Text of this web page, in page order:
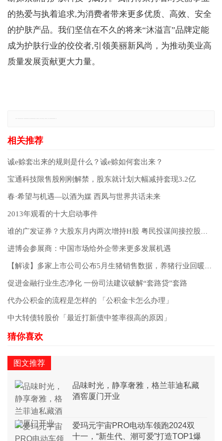
的热爱与执着追求,为消费者带来更多优质、高效、安全
的护肤产品。我们坚信在不久的将来“沐溢言”品牌定能
成为护肤行业的佼佼者,引领美丽新风尚，为推动美业高
质量发展贡献更大力量。
诚e赊套出来的规则是什么？诚e赊如何套出来？
宝通科技限售股刚刚解禁，股东就计划大幅减持套现3.2亿
春·希望与机遇—以酒为媒 西凤与世界共话未来
2013年观看的十大启动事件
谁的广发证券？大股东月内两次增持H股 粤民投谋间接控股受影响？
进博会参展商：中国市场给外企带来更多发展机遇
【解读】多家上市公司公布5月生猪销售数据，养猪行业回暖趋势不改
促进金融行业生态净化 一份司法建议破解“套路贷”套路
代办公积金的流程是怎样的 「公积金卡怎么办理」
中大转债转股价「最近打新债中签率很高的原因」
图文推荐
品味时光，静享奢雅，格兰菲迪私藏
酒窖厦门开业
爱玛元宇宙PRO电动车领跑2024双
十一，“新生代、潮可爱”打造TOP1爆